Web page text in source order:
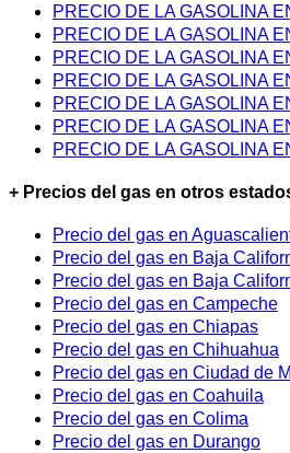
PRECIO DE LA GASOLINA
PRECIO DE LA GASOLINA
PRECIO DE LA GASOLINA
PRECIO DE LA GASOLINA
PRECIO DE LA GASOLINA
PRECIO DE LA GASOLINA
PRECIO DE LA GASOLINA
+ Precios del gas en otros
Precio del gas en
Precio del gas en Baja
Precio del gas en Baja
Precio del gas en Campeche
Precio del gas en Chiapas
Precio del gas en Chihuahua
Precio del gas en Ciudad de
Precio del gas en Coahuila
Precio del gas en Colima
Precio del gas en Durango